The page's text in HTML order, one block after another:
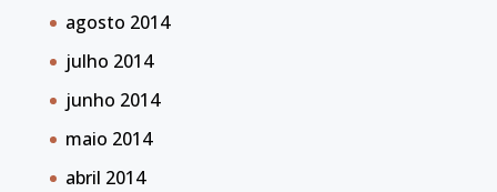
agosto 2014
julho 2014
junho 2014
maio 2014
abril 2014